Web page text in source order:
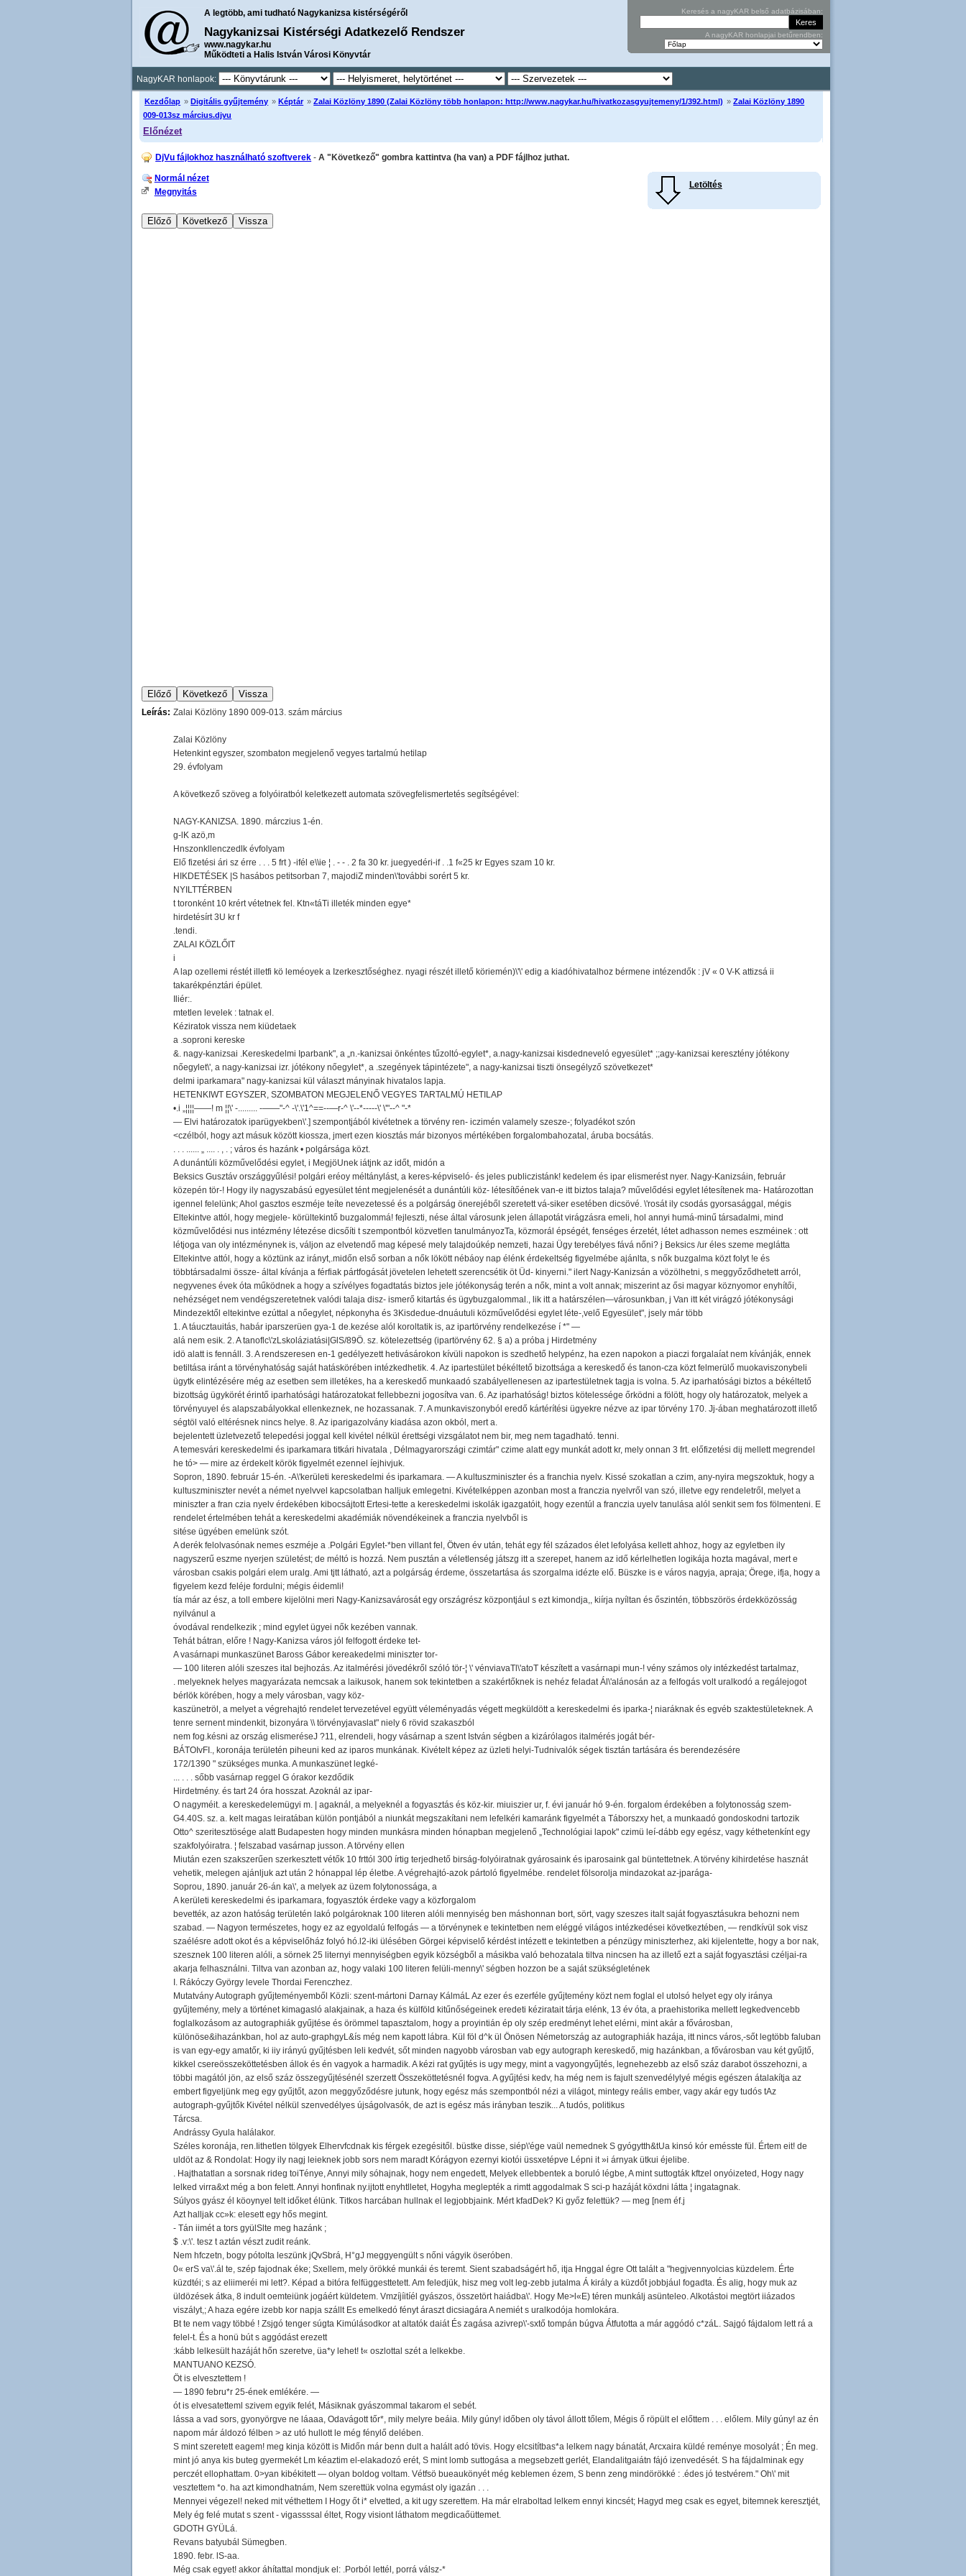
A legtöbb, ami tudható Nagykanizsa kistérségéről
Nagykanizsai Kistérségi Adatkezelő Rendszer
www.nagykar.hu
Működteti a Halis István Városi Könyvtár
Keresés a nagyKAR belső adatbázisában:
A nagyKAR honlapjai betűrendben:
NagyKAR honlapok:
Kezdőlap » Digitális gyűjtemény » Képtár »Zalai Közlöny 1890 (Zalai Közlöny több honlapon: http://www.nagykar.hu/hivatkozasgyujtemeny/1/392.html) »Zalai Közlöny 1890
009-013sz március.djvu
Előnézet
DjVu fájlokhoz használható szoftverek -A "Következő" gombra kattintva (ha van) a PDF fájlhoz juthat.
Letöltés
Normál nézet
Megnyitás
Leírás: Zalai Közlöny 1890 009-013. szám március
Zalai Közlöny
Hetenkint egyszer, szombaton megjelenő vegyes tartalmú hetilap
29. évfolyam
A következő szöveg a folyóiratból keletkezett automata szövegfelismertetés segítségével:
NAGY-KANIZSA. 1890. márczius 1-én.
g-lK azö,m
Hnszonkllenczedlk évfolyam
Elő fizetési ári sz érre . . . 5 frt ) -ifél e\\ie ¦ . - - . 2 fa 30 kr. juegyedéri-if . .1 f«25 kr Egyes szam 10 kr.
HIKDETÉSEK |S hasábos petitsorban 7, majodiZ minden\'további sorért 5 kr.
NYILTTÉRBEN
t toronként 10 krért vétetnek fel. Ktn«táTi illeték minden egye*
hirdetésírt 3U kr f
.tendi.
ZALAI KÖZLŐIT
i
A lap ozellemi réstét illetfi kö leméoyek a Izerkesztőséghez. nyagi részét illető köriemén)\'\' edig a kiadóhivatalhoz bérmene intézendők : jV « 0 V-K attizsá ii
takarékpénztári épület.
Iliér:.
mtetlen levelek : tatnak el.
Kéziratok vissza nem kiüdetaek
a .soproni kereske
&. nagy-kanizsai .Kereskedelmi Iparbank", a „n.-kanizsai önkéntes tűzoltó-egylet*, a.nagy-kanizsai kisdedneveló egyesület* ;;agy-kanizsai keresztény jótékony
nőegylet\', a nagy-kanizsai izr. jótékony nőegylet*, a .szegények tápintézete", a nagy-kanizsai tiszti önsegélyző szövetkezet*
delmi iparkamara" nagy-kanizsai kül választ mányinak hivatalos lapja.
HETENKIWT EGYSZER, SZOMBATON MEGJELENŐ VEGYES TARTALMÚ HETILAP
•.i „¦¦¦¦——! m ¦¦\' -......... -——"-^ -\'.\'1^==--—r-^ \'--*-----\' \'"--^ "-*
— Elvi határozatok iparügyekben\'.] szempontjából kivétetnek a törvény ren- iczimén valamely szesze-; folyadékot szón
<czélból, hogy azt másuk között kiossza, jmert ezen kiosztás már bizonyos mértékében forgalombahozatal, áruba bocsátás.
. . . ...... „ .... . , . ; város és hazánk • polgársága közt.
A dunántúli közművelődési egylet, i MegjöUnek iátjnk az időt, midón a
Beksics Gusztáv országgyűlési! polgári eréoy méltánylást, a keres-képviseló- és jeles publiczistánk! kedelem és ipar elismerést nyer. Nagy-Kanizsáin, február
közepén tör-! Hogy ily nagyszabású egyesület tént megjelenését a dunántúli köz- létesítőének van-e itt biztos talaja? művelődési egylet létesítenek ma- Határozottan
igennel felelünk; Ahol gasztos eszméje teíte nevezetessé és a polgárság önerejéből szeretett vá-siker esetében dicsövé. \'rosát ily csodás gyorsasággal, mégis
Eltekintve attól, hogy megjele- körültekintő buzgalommá! fejleszti, nése által városunk jelen állapotát virágzásra emeli, hol annyi humá-minű társadalmi, mind
közművelődési nus intézmény létezése dicsőíti t szempontból közvetlen tanulmányozTa, közmorál épségét, fenséges érzetét, létet adhasson nemes eszméinek : ott
létjoga van oly intézménynek is, váljon az elvetendő mag képesé mely talajdoúkép nemzeti, hazai Ügy terebélyes fává nőni? j Beksics /ur éles szeme meglátta
Eltekintve attól, hogy a köztünk az irányt,.midőn első sorban a nők lökött nébáoy nap élénk érdekeltség figyelmébe ajánlta, s nők buzgalma közt folyt !e és
többtársadalmi össze- által kívánja a férfiak pártfogását jövetelen lehetett szerencsétik öt Üd- kinyerni." ilert Nagy-Kanizsán a vözölhetni, s meggyőződhetett arról,
negyvenes évek óta működnek a hogy a szívélyes fogadtatás biztos jele jótékonyság terén a nők, mint a volt annak; miszerint az ősi magyar köznyomor enyhítői,
nehézséget nem vendégszeretetnek valódi talaja disz- ismerő kitartás és ügybuzgalommal., lik itt a határszélen—városunkban, j Van itt két virágzó jótékonysági
Mindezektől eltekintve ezúttal a nőegylet, népkonyha és 3Kisdedue-dnuáutuli közművelődési egylet léte-,velő Egyesület", jsely már több
1. A táucztauitás, habár iparszerüen gya-1 de.kezése alól koroltatik is, az ipartörvény rendelkezése í *" —
alá nem esik. 2. A tanoflc\'zLskoláziatási|GlS/89Ö. sz. kötelezettség (ipartörvény 62. § a) a próba j Hirdetmény
idö alatt is fennáll. 3. A rendszeresen en-1 gedélyezett hetivásárokon kívüli napokon is szedhető helypénz, ha ezen napokon a piaczi forgalaíat nem kívánják, ennek
betiltása iránt a törvényhatóság saját hatáskörében intézkedhetik. 4. Az ipartestület békéltető bizottsága a kereskedő és tanon-cza közt felmerülő muokaviszonybeli
ügytk elintézésére még az esetben sem illetékes, ha a kereskedő munkaadó szabályellenesen az ipartestületnek tagja is volna. 5. Az iparhatósági biztos a békéltető
bizottság ügykörét érintő iparhatósági határozatokat fellebbezni jogosítva van. 6. Az iparhatóság! biztos kötelessége őrködni a fölött, hogy oly határozatok, melyek a
törvényuyel és alapszabályokkal ellenkeznek, ne hozassanak. 7. A munkaviszonyból eredő kártérítési ügyekre nézve az ipar törvény 170. Jj-ában meghatározott illető
ségtöl való eltérésnek nincs helye. 8. Az iparigazolvány kiadása azon okból, mert a.
bejelentett üzletvezető telepedési joggal kell kivétel nélkül érettségi vizsgálatot nem bir, meg nem tagadható. tenni.
A temesvári kereskedelmi és iparkamara titkári hivatala , Délmagyarországi czimtár" czime alatt egy munkát adott kr, mely onnan 3 frt. előfizetési dij mellett megrendel
he tó> — mire az érdekelt körök figyelmét ezennel íejhivjuk.
Sopron, 1890. február 15-én. -A\'kerületi kereskedelmi és iparkamara. — A kultuszminiszter és a franchia nyelv. Kissé szokatlan a czim, any-nyira megszoktuk, hogy a
kultuszminiszter nevét a német nyelvvel kapcsolatban halljuk emlegetni. Kivételképpen azonban most a franczia nyelvről van szó, illetve egy rendeletről, melyet a
miniszter a fran czia nyelv érdekében kibocsájtott Ertesi-tette a kereskedelmi iskolák igazgatóit, hogy ezentúl a franczia uyelv tanulása alól senkit sem fos fölmenteni. E
rendelet értelmében tehát a kereskedelmi akadémiák növendékeinek a franczia nyelvből is
sitése ügyében emelünk szót.
A derék felolvasónak nemes eszméje a .Polgári Egylet-*ben villant fel, Ötven év után, tehát egy fél százados élet lefolyása kellett ahhoz, hogy az egyletben ily
nagyszerű eszme nyerjen születést; de méltó is hozzá. Nem pusztán a véletlenség játszg itt a szerepet, hanem az idő kérlelhetlen logikája hozta magával, mert e
városban csakis polgári elem uralg. Ami tjtt látható, azt a polgárság érdeme, összetartása ás szorgalma idézte elő. Büszke is e város nagyja, apraja; Örege, ifja, hogy a
figyelem kezd feléje fordulni; mégis éidemli!
tía már az ész, a toll embere kijelölni meri Nagy-Kanizsavárosát egy országrész központjául s ezt kimondja,, kiírja nyíltan és őszintén, többszörös érdekközösság
nyilvánul a
óvodával rendelkezik ; mind egylet ügyei nők kezében vannak.
Tehát bátran, előre ! Nagy-Kanizsa város jól felfogott érdeke tet-
A vasárnapi munkaszünet Baross Gábor kereakedelmi miniszter tor-
— 100 literen alóli szeszes ital bejhozás. Az italmérési jövedékről szóló tör-¦ \' vénviavaTl\'atoT készített a vasárnapi mun-! vény számos oly intézkedést tartalmaz,
. melyeknek helyes magyarázata nemcsak a laikusok, hanem sok tekintetben a szakértőknek is nehéz feladat Ál\'alánosán az a felfogás volt uralkodó a regálejogot
bérlök körében, hogy a mely városban, vagy köz-
kaszünetröl, a melyet a végrehajtó rendelet tervezetével együtt véleményadás végett megküldött a kereskedelmi és iparka-¦ niaráknak és egvéb szaktestületeknek. A
tenre sernent mindenkit, bizonyára \\ törvényjavaslat" niely 6 rövid szakaszból
nem fog.késni az ország elismeréseJ ?11, elrendeli, hogy vásárnap a szent István ségben a kizárólagos italmérés jogát bér-
BÁTOIvFI., koronája területén piheuni ked az iparos munkának. Kivételt képez az üzleti helyi-Tudnivalók ségek tisztán tartására és berendezésére
172/1390 " szükséges munka. A munkaszünet legké-
... . . . sőbb vasárnap reggel G órakor kezdődik
Hirdetmény. és tart 24 óra hosszat. Azoknál az ipar-
O nagyméit. a kereskedelemügyi m. | agaknál, a melyeknél a fogyasztás és köz-kir. miuiszier ur, f. évi január hó 9-én. forgalom érdekében a folytonosság szem-
G4.40S. sz. a. kelt magas leiratában külön pontjából a niunkát megszakítani nem lefelkéri kamaránk figyelmét a Táborszxy het, a munkaadó gondoskodni tartozik
Otto^ szeritesztösége alatt Budapesten hogy minden munkásra minden hónapban megjelenő „Technológiai lapok" czimü leí-dább egy egész, vagy kéthetenkínt egy
szakfolyóiratra. ¦ felszabad vasárnap jusson. A törvény ellen
Miután ezen szakszerűen szerkesztett vétők 10 frttól 300 írtig terjedhető birság-folyóiratnak gyárosaink és iparosaink gal büntettetnek. A törvény kihirdetése hasznát
vehetik, melegen ajánljuk azt után 2 hónappal lép életbe. A végrehajtó-azok pártoló figyelmébe. rendelet fölsorolja mindazokat az-jparága-
Soprou, 1890. január 26-án ka\', a melyek az üzem folytonossága, a
A kerületi kereskedelmi és iparkamara, fogyasztók érdeke vagy a közforgalom
bevették, az azon hatóság területén lakó polgároknak 100 literen alóli mennyiség ben máshonnan bort, sört, vagy szeszes italt saját fogyasztásukra behozni nem
szabad. — Nagyon természetes, hogy ez az egyoldalú felfogás — a törvénynek e tekintetben nem eléggé világos intézkedései következtében, — rendkívül sok visz
szaélésre adott okot és a képviselőház folyó hó.l2-iki ülésében Görgei képviselő kérdést intézett e tekintetben a pénzügy miniszterhez, aki kijelentette, hogy a bor nak,
szesznek 100 literen alóli, a sörnek 25 liternyi mennyiségben egyik községből a másikba való behozatala tiltva nincsen ha az illető ezt a saját fogyasztási czéljai-ra
akarja felhasználni. Tiltva van azonban az, hogy valaki 100 literen felüli-menny\' ségben hozzon be a saját szükségletének
I. Rákóczy György levele Thordai Ferenczhez.
Mutatvány Autograph gyűjteményemből Közli: szent-mártoni Darnay KálmáL Az ezer és ezerféle gyűjtemény közt nem foglal el utolsó helyet egy oly iránya
gyűjtemény, mely a történet kimagasló alakjainak, a haza és külföld kitűnőségeinek eredeti kéziratait tárja elénk, 13 év óta, a praehistorika mellett legkedvencebb
foglalkozásom az autographiák gyűjtése és örömmel tapasztalom, hogy a proyintián ép oly szép eredményt lehet elérni, mint akár a fővárosban,
különöse&ihazánkban, hol az auto-graphgyL&ís még nem kapott lábra. Kül föl d^k ül Önösen Németország az autographiák hazája, itt nincs város,-sőt legtöbb faluban
is van egy-egy amatőr, ki iiy irányú gyűjtésben leli kedvét, sőt minden nagyobb városban vab egy autograph kereskedő, mig hazánkban, a fővárosban vau két gyűjtő,
kikkel csereösszeköttetésben állok és én vagyok a harmadik. A kézi rat gyűjtés is ugy megy, mint a vagyongyűjtés, legnehezebb az első száz darabot összehozni, a
többi magától jön, az első száz összegyűjtésénél szerzett Összeköttetésnél fogva. A gyűjtési kedv, ha még nem is fajult szenvedélylyé mégis egészen átalakítja az
embert figyeljünk meg egy gyűjtőt, azon meggyőződésre jutunk, hogy egész más szempontból nézi a világot, mintegy reális ember, vagy akár egy tudós tAz
autograph-gyűjtők Kivétel nélkül szenvedélyes újságolvasók, de azt is egész más irányban teszik... A tudós, politikus
Tárcsa.
Andrássy Gyula halálakor.
Széles koronája, ren.Iithetlen tölgyek Elhervfcdnak kis férgek ezegésitől. büstke disse, siép\'ége vaül nemednek S gyógytth&tUa kinsó kór emésste fül. Értem eit! de
uldöt az & Rondolat: Hogy ily nagj leieknek jobb sors nem maradt Kórágyon ezernyi kiotói üssxetépve Lépni it »i árnyak ütkui éjelibe.
. Hajthatatlan a sorsnak rideg toiTénye, Annyi mily sóhajnak, hogy nem engedett, Melyek ellebbentek a boruló légbe, A mint suttogták kftzel onyóizeted, Hogy nagy
lelked virra&xt még a bon felett. Annyi honfinak ny.ijtott enyhtlletet, Hogyha meglepték a rimtt aggodalmak S sci-p hazáját köxdni látta ¦ ingatagnak.
Súlyos gyász él köoynyel telt időket élünk. Titkos harcában hullnak el legjobbjaink. Mért kfadDek? Ki győz felettük? — meg [nem éf.j
Azt halljak cc»k: elesett egy hős megint.
- Tán iimét a tors gyülSlte meg hazánk ;
$ .v:\'. tesz t aztán vészt zudit reánk.
Nem hfczetn, bogy pótolta leszünk jQvSbrá, H°gJ meggyengült s nőni vágyik öseróben.
0« erS va\'.ál te, szép fajodnak éke; Sxellem, mely örökké munkái és teremt. Sient szabadságért hő, itja Hnggal égre Ott talált a "hegjvennyolcias küzdelem. Érte
küzdtéi; s az eliimeréi mi lett?. Képad a bitóra felfüggesttetett. Am feledjük, hisz meg volt leg-zebb jutalma Á király a küzdőt jobbjául fogadta. És alig, hogy muk az
üldözések átka, 8 indult oemteiünk jogáért küldetem. Vmzíjíitíél gyászos, összetört haiádba\'. Hogy Me>l«E) téren munkálj asünteleo. Alkotástoi megtört iiázados
viszályt,; A haza egére izebb kor napja szállt Es emelkedó fényt áraszt dicsiagára A nemiét s uralkodója homlokára.
Bt te nem vagy többé ! Zsjgó tenger súgta Kimúlásodkor at altatók daiát És zagása azivrep\'-sxtő tompán búgva Átfutotta a már aggódó c*záL. Sajgó fájdalom lett rá a
felel-t. És a honü bút s aggódást erezett
:kább lelkesült hazáját hőn szeretve, üa*y lehet! t« oszlottal szét a lelkekbe.
MANTUANO KEZSÓ.
Öt is elvesztettem !
— 1890 febru*r 25-ének emlékére. —
ót is elvesatetteml szivem egyik felét, Másiknak gyászommal takarom el sebét.
lássa a vad sors, gyonyörgve ne láaaa, Odavágott tőr*, mily melyre beáia. Mily gúny! időben oly távol állott tőlem, Mégis ő röpült el előttem . . . előlem. Mily gúny! az én
napom már áldozó félben > az utó hullott le még fénylő delében.
S mint szeretett eagem! meg kinja között is Midőn már benn dult a halált adó tövis. Hogy elcsitítbas*a lelkem nagy bánatát, Arcxaira küldé reménye mosolyát ; Én meg.
mint jó anya kis buteg gyermekét Lm kéaztim el-elakadozó erét, S mint lomb suttogása a megsebzett gerlét, Elandalitgaiátn fájó izenvedését. S ha fájdalminak egy
perczét ellophattam. 0>yan kibékitett — olyan boldog voltam. Vétfsö bueaukönyét még keblemen ézem, S benn zeng mindörökké : .édes jó testvérem." Oh\' mit
vesztettem *o. ha azt kimondhatnám, Nem szerettük volna egymást oly igazán . . .
Mennyei végezel! neked mit véthettem I Hogy őt i* elvetted, a kit ugy szerettem. Ha már elraboltad lelkem ennyi kincsét; Hagyd meg csak es egyet, bitemnek keresztjét,
Mely ég felé mutat s szent - vigassssal éltet, Rogy visiont láthatom megdicaőüttemet.
GDOTH GYÜLá.
Revans batyubál Sümegben.
1890. febr. lS-aa.
Még csak egyet! akkor áhítattal mondjuk el: .Porból lettél, porrá válsz-*